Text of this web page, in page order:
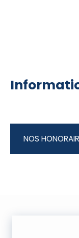
NOS